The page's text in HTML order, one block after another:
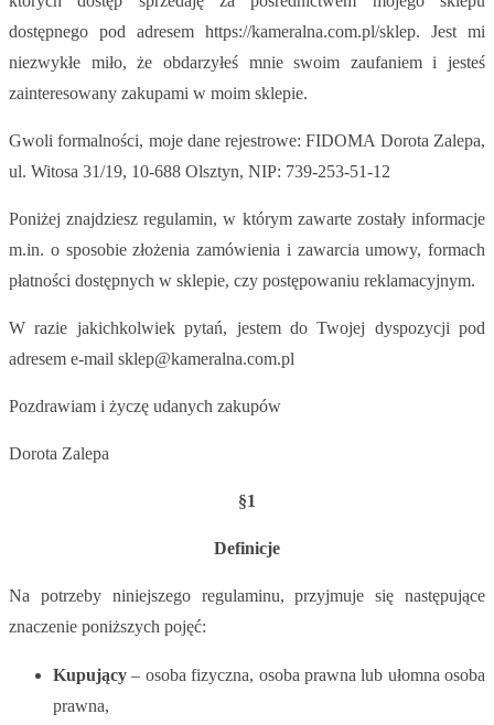
dostępnego pod adresem https://kameralna.com.pl/sklep. Jest mi
niezwykłe miło, że obdarzyłeś mnie swoim zaufaniem i jesteś
zainteresowany zakupami w moim sklepie.
Gwoli formalności, moje dane rejestrowe: FIDOMA Dorota Zalepa,
ul. Witosa 31/19, 10-688 Olsztyn, NIP: 739-253-51-12
Poniżej znajdziesz regulamin, w którym zawarte zostały informacje
m.in. o sposobie złożenia zamówienia i zawarcia umowy, formach
płatności dostępnych w sklepie, czy postępowaniu reklamacyjnym.
W razie jakichkolwiek pytań, jestem do Twojej dyspozycji pod
adresem e-mail sklep@kameralna.com.pl
Pozdrawiam i życzę udanych zakupów
Dorota Zalepa
§1
Definicje
Na potrzeby niniejszego regulaminu, przyjmuje się następujące
znaczenie poniższych pojęć:
Kupujący– osoba fizyczna, osoba prawna lub ułomna osoba
prawna,